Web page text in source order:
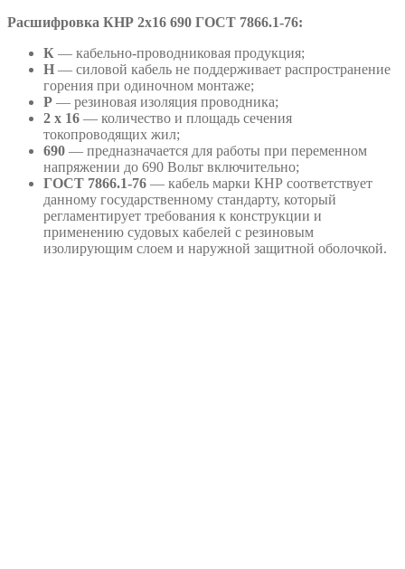
Расшифровка КНР 2х16 690 ГОСТ 7866.1-76:
К — кабельно-проводниковая продукция;
Н — силовой кабель не поддерживает распространение
горения при одиночном монтаже;
Р — резиновая изоляция проводника;
2 х 16 — количество и площадь сечения
токопроводящих жил;
690 — предназначается для работы при переменном
напряжении до 690 Вольт включительно;
ГОСТ 7866.1-76 — кабель марки КНР соответствует
данному государственному стандарту, который
регламентирует требования к конструкции и
применению судовых кабелей с резиновым
изолирующим слоем и наружной защитной оболочкой.